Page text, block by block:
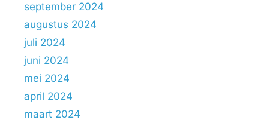
september 2024
augustus 2024
juli 2024
juni 2024
mei 2024
april 2024
maart 2024